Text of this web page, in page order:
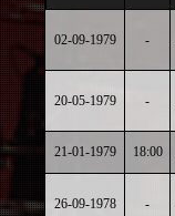
02-09-1979 -
20-05-1979 -
21-01-1979 18:00
26-09-1978 -